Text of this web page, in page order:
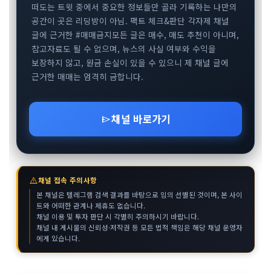
떠도는 트윗 중에서 중요한 정보들만 골라 기록하는 나만의
공간이 곳은 리딩방이 아님. 팩트 체크&판단 각자제 채널
글에 근거한 #매매금지모든 글은 매수, 매도 추천이 아니며,
참고자료도 될 수 없으며, 뉴스의 사실 여부와 수익을
보장하지 않고, 원금 손실이 있을 수 있으니 제 채널 글에
근거한 매매는 엄격히 금합니다.
send채널 바로가기
warning채널 접속 주의사항
본 채널은 텔레그램 검색 결과를 바탕으로 임의 선별된 것이며, 본 사이
트와 어떠한 관계나 제휴도 없습니다.
채널 이용 및 투자 판단 시 각별히 주의하시기 바랍니다.
채널 내 게시물의 신뢰성·저작권 등 모든 법적 책임은 해당 채널 운영자
에게 있습니다.